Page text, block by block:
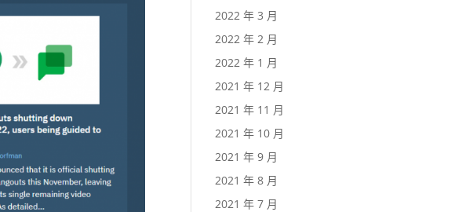
2022 年 3 月
2022 年 2 月
2022 年 1 月
2021 年 12 月
2021 年 11 月
2021 年 10 月
2021 年 9 月
2021 年 8 月
2021 年 7 月